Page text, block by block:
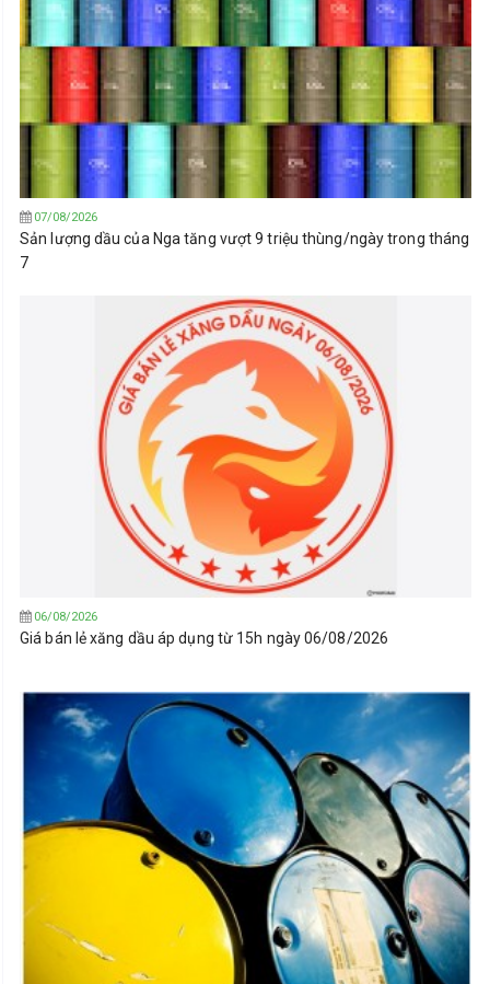
07/08/2026
Sản lượng dầu của Nga tăng vượt 9 triệu thùng/ngày trong tháng
7
06/08/2026
Giá bán lẻ xăng dầu áp dụng từ 15h ngày 06/08/2026